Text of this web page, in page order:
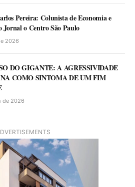
Pereira: Colunista de Economia e
Jornal o Centro São Paulo
2026
DO GIGANTE: A AGRESSIVIDADE
COMO SINTOMA DE UM FIM
de 2026